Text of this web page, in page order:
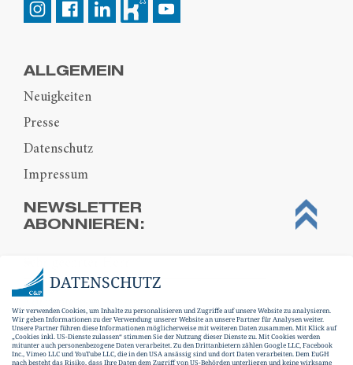
ALLGEMEIN
Neuigkeiten
Presse
Datenschutz
Impressum
NEWSLETTER
ABONNIEREN:
DATENSCHUTZ
Wir verwenden Cookies, um Inhalte zu personalisieren und Zugriffe auf unsere Website zu analysieren.
Wir geben Informationen zu der Verwendung unserer Website an unsere Partner für Analysen weiter.
Unsere Partner führen diese Informationen möglicherweise mit weiteren Daten zusammen. Mit Klick auf
„Cookies inkl. US-Dienste zulassen“ stimmen Sie der Nutzung dieser Dienste zu. Mit Cookies werden
mitunter auch personenbezogene Daten verarbeitet. Zu den Drittanbietern zählen Google LLC, Facebook
Inc., Vimeo LLC und YouTube LLC, die in den USA ansässig sind und dort Daten verarbeiten. Dem EuGH
nach besteht das Risiko, dass Ihre Daten dem Zugriff von US-Behörden unterliegen und keine wirksame